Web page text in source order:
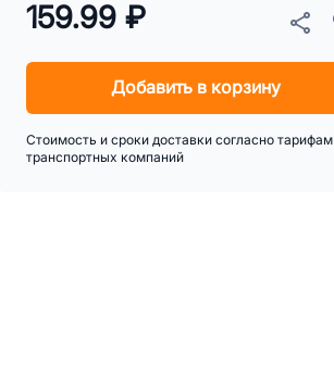
159.99 ₽
Добавить в корзину
Стоимость и сроки доставки согласно тарифам
транспортных компаний